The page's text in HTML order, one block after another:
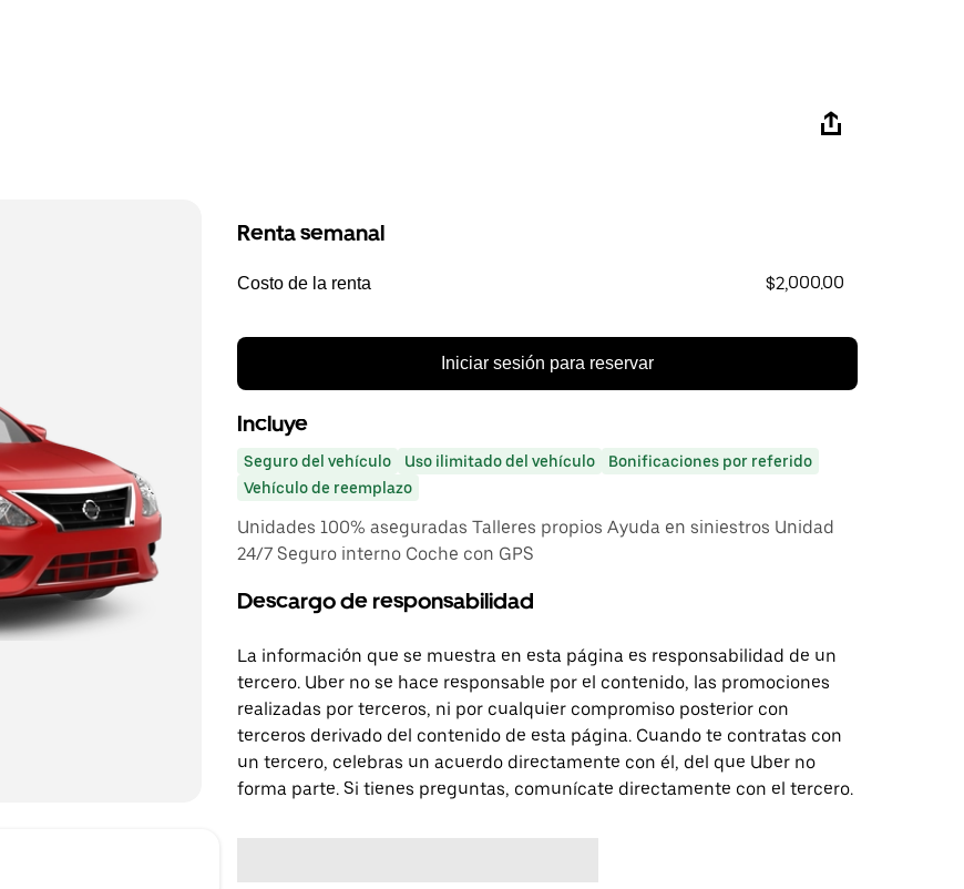
Renta semanal
Costo de la renta $2,000.00
Iniciar sesión para reservar
Incluye
Seguro del vehículo Uso ilimitado del vehículo
Bonificaciones por referido
Vehículo de reemplazo
Unidades 100% aseguradas Talleres propios Ayuda en siniestros Unidad
24/7 Seguro interno Coche con GPS
Descargo de responsabilidad
La información que se muestra en esta página es responsabilidad de un
tercero. Uber no se hace responsable por el contenido, las promociones
realizadas por terceros, ni por cualquier compromiso posterior con
terceros derivado del contenido de esta página. Cuando te contratas con
un tercero, celebras un acuerdo directamente con él, del que Uber no
forma parte. Si tienes preguntas, comunícate directamente con el tercero.